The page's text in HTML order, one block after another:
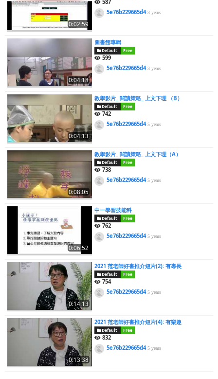
0:02:59
587
5e76b229665d43 years
0:04:18
圖書館專輯
Default Free
599
5e76b229665d43 years
0:04:13
教學影片_ 閱讀策略_ 上文下理 （B）
Default Free
742
5e76b229665d45 years
0:08:05
教學影片_ 閱讀策略_ 上文下理（A）
Default Free
738
5e76b229665d45 years
0:06:52
中一學習技能科
Default Free
762
5e76b229665d45 years
0:14:13
2021 范老師好書推介短片(2): 有專長
Default Free
754
5e76b229665d45 years
0:13:38
2021 范老師好書推介短片(4): 有樂趣
Default Free
832
5e76b229665d45 years